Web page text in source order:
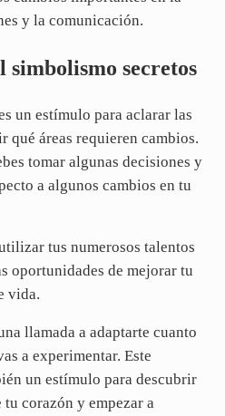
y la comunicación.
simbolismo secretos
un estímulo para aclarar las
qué áreas requieren cambios.
tomar algunas decisiones y
a algunos cambios en tu
tus numerosos talentos
oportunidades de mejorar tu
vida.
llamada a adaptarte cuanto
a experimentar. Este
un estímulo para descubrir
tu corazón y empezar a